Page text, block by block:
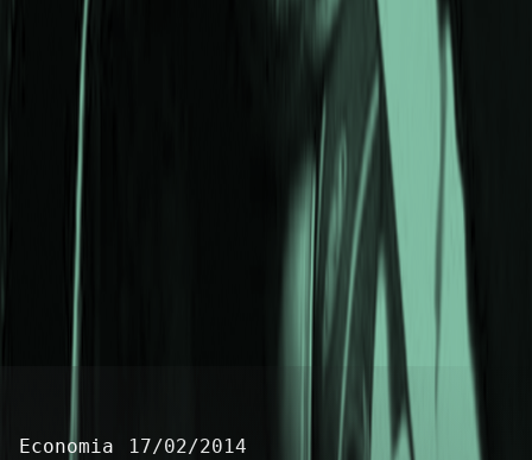
Economia 17/02/2014